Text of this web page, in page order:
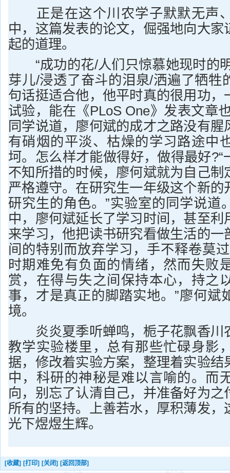
正是在这个川农学子默默无声
中，这篇发表的论文，倔强地向大家
起的道理。
“成功的花/人们只惊慕她现时的
芽儿/浸透了奋斗的泪泉/洒遍了牺牲
句话挺适合他，他平时真的很用功，
试验，能在《PLoS One》发表文章
同学说道，廖何斌的成才之路没有腥
有硝烟的平淡、枯燥的学习路途中
坷。怎么样才能做得好，做得最好?“
不知所措的时候，廖何斌就为自己制
严格遵守。在研究生一年级这个新的
研究生的角色。”实验室的同学说道
中，廖何斌延长了学习时间，甚至利
来学习，他把读书研究看做生活的一
间的特别而放弃学习，手不释卷莫
时期难免有负面的情绪，然而失败
赏，在得与失之间保持本心，持之
事，才是真正的脚踏实地。”廖何斌
境。
炎炎夏季听蝉鸣，栀子花飘香川
教学实验楼里，总有那些忙碌身影
据，修改着实验方案，整理着实验结
中，科研的神秘是难以言喻的。而
向，别忘了认清自己，并准备好为之
所有的坚持。上善若水，厚积薄发，
光下煜煜生辉。
[收藏] [打印] [关闭] [返回顶部]